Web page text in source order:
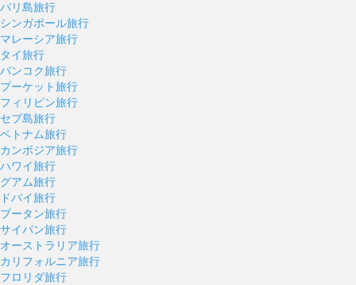
バリ島旅行
シンガポール旅行
マレーシア旅行
タイ旅行
バンコク旅行
プーケット旅行
フィリピン旅行
セブ島旅行
ベトナム旅行
カンボジア旅行
ハワイ旅行
グアム旅行
ドバイ旅行
ブータン旅行
サイパン旅行
オーストラリア旅行
カリフォルニア旅行
フロリダ旅行